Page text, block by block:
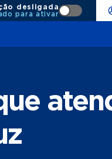
desligada
para ativar